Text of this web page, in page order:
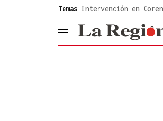
Temas Intervención en Coren
header.menu.open